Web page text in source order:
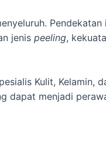
jenis peeling,
Kulit, Kelamin,
dapat menjadi